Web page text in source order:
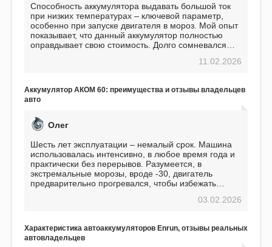
Способность аккумулятора выдавать большой ток
при низких температурах – ключевой параметр,
особенно при запуске двигателя в мороз. Мой опыт
показывает, что данный аккумулятор полностью
оправдывает свою стоимость. Долго сомневался
пожалел. Считаю, что это отличное вложение,11.02.2026
Аккумулятор АКОМ 60: преимущества и отзывы владельцев
авто
Олег
Шесть лет эксплуатации – немалый срок. Машина
использовалась интенсивно, в любое время года и
практически без перерывов. Разумеется, в
экстремальные морозы, вроде -30, двигатель
предварительно прогревался, чтобы избежать
использования не было ни единой поломки,
EFB 75. Судя по характеристикам, он даже
превосходит предыдущую модель.
03.02.2026
Характеристика автоаккумуляторов Enrun, отзывы реальных
автовладельцев